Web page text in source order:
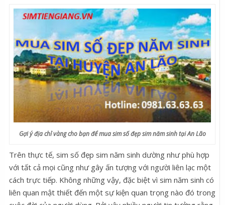
Gợi ý địa chỉ vàng cho bạn để mua sim số đẹp sim năm sinh tại An Lão
Trên thực tế, sim số đẹp sim năm sinh dường như phù hợp
với tất cả mọi cũng như gây ấn tượng với người liên lạc một
cách trực tiếp. Không những vậy, đặc biệt vì sim năm sinh có
liên quan mật thiết đến một sự kiện quan trọng nào đó trong